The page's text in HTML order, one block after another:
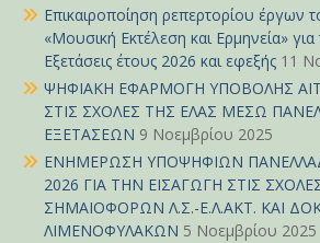
Επικαιροποίηση ρεπερτορίου έργων
«Μουσική Εκτέλεση και Ερμηνεία» για
Εξετάσεις έτους 2026 και εφεξής 11
ΨΗΦΙΑΚΗ ΕΦΑΡΜΟΓΗ ΥΠΟΒΟΛΗΣ
ΣΤΙΣ ΣΧΟΛΕΣ ΤΗΣ ΕΛΑΣ ΜΕΣΩ
ΕΞΕΤΑΣΕΩΝ 9 Νοεμβρίου 2025
ΕΝΗΜΕΡΩΣΗ ΥΠΟΨΗΦΙΩΝ
2026 ΓΙΑ ΤΗΝ ΕΙΣΑΓΩΓΗ ΣΤΙΣ
ΣΗΜΑΙΟΦΟΡΩΝ Λ.Σ.-Ε.Λ.ΑΚΤ. ΚΑΙ
ΛΙΜΕΝΟΦΥΛΑΚΩΝ 5 Νοεμβρίου 2025